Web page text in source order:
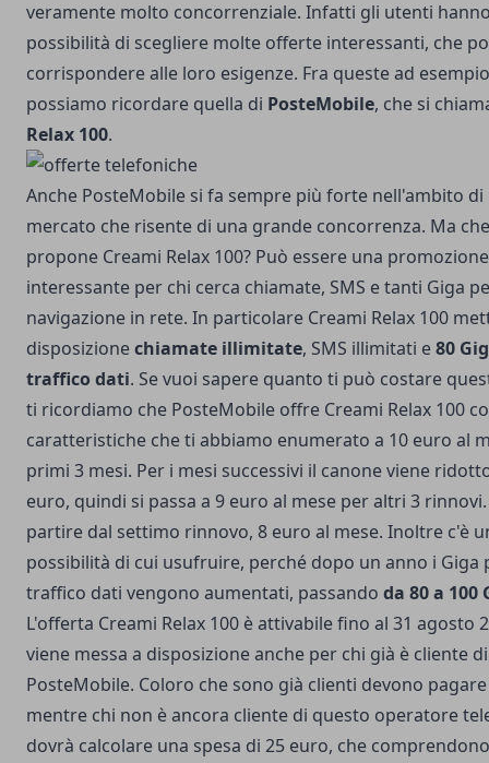
veramente molto concorrenziale. Infatti gli utenti
possibilità di scegliere molte offerte interessanti, che
corrispondere alle loro esigenze. Fra queste ad esempio
possiamo ricordare quella di PosteMobile, che si
Relax 100.
Anche PosteMobile si fa sempre più forte nell'ambito di
mercato che risente di una grande concorrenza. Ma
propone Creami Relax 100? Può essere una promozione
interessante per chi cerca chiamate, SMS e tanti Giga
navigazione in rete. In particolare Creami Relax 100
disposizionechiamate illimitate, SMS illimitati e80
traffico dati. Se vuoi sapere quanto ti può costare
ti ricordiamo che PosteMobile offre Creami Relax 100
caratteristiche che ti abbiamo enumerato a 10 euro al
primi 3 mesi. Per i mesi successivi il canone viene
euro, quindi si passa a 9 euro al mese per altri 3 rinnovi.
partire dal settimo rinnovo, 8 euro al mese. Inoltre c'è
possibilità di cui usufruire, perché dopo un anno i Giga
traffico dati vengono aumentati, passando da 80 a 100
L'offerta Creami Relax 100 è attivabile fino al 31 agosto
viene messa a disposizione anche per chi già è cliente di
PosteMobile. Coloro che sono già clienti devono
mentre chi non è ancora cliente di questo operatore
dovrà calcolare una spesa di 25 euro, che